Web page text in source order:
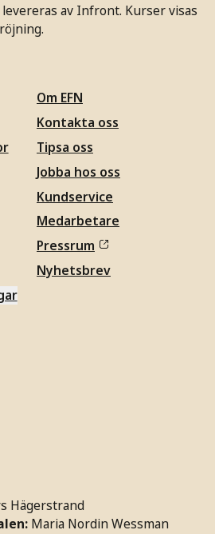
av Infront. Kurser visas
Om EFN
Kontakta oss
Tipsa oss
Jobba hos oss
Kundservice
Medarbetare
Pressrum
Nyhetsbrev
Hägerstrand
Maria Nordin Wessman